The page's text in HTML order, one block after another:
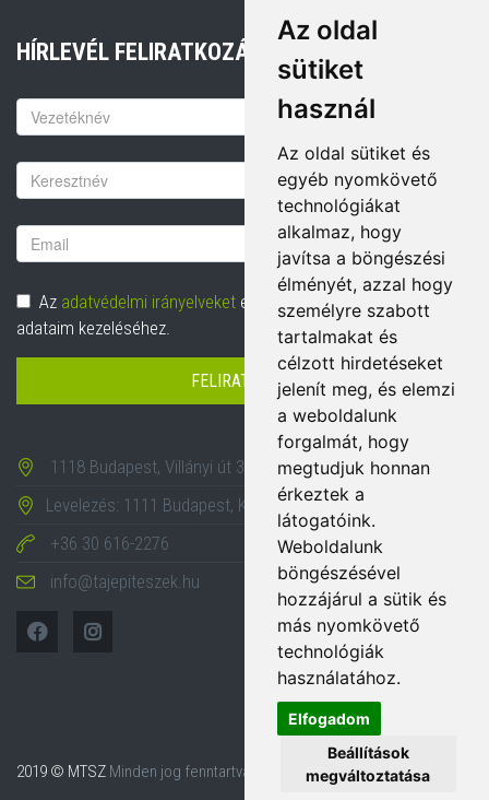
Az oldal
sütiket
használ
Az oldal sütiket és
egyéb nyomkövető
technológiákat
alkalmaz, hogy
javítsa a böngészési
élményét, azzal hogy
személyre szabott
tartalmakat és
célzott hirdetéseket
jelenít meg, és elemzi
a weboldalunk
forgalmát, hogy
megtudjuk honnan
érkeztek a
látogatóink.
Weboldalunk
böngészésével
hozzájárul a sütik és
más nyomkövető
technológiák
használatához.
Elfogadom
Beállítások
megváltoztatása
HÍRLEVÉL FELIRATKOZÁS
Keresztnév
Vezetéknév
Email
cím
Adatvédelem
Az adatvédelmi irányelveket elolvastam és hozzájárulok
adataim kezeléséhez.
FELIRATKOZÁS
1118 Budapest, Villányi út 35-43.
Levelezés: 1111 Budapest, Karinthy Frigyes út 24.
+36 30 616-2276
info@tajepiteszek.hu
2019 © MTSZ Minden jog fenntartva.